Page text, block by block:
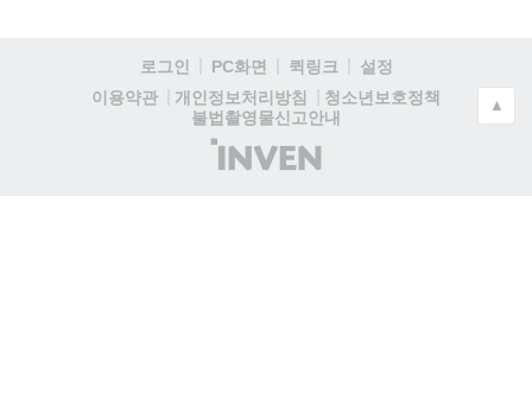
로그인 PC화면 퀵링크
설정
이용약관
개인정보처리방침
청소년보호정책
불법촬영물신고안내
(주)
인
▲